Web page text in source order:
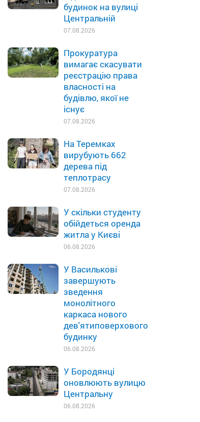
будинок на вулиці
Центральній
07.08.2026
Прокуратура
вимагає скасувати
реєстрацію права
власності на
будівлю, якої не
існує
07.08.2026
На Теремках
вирубують 662
дерева під
теплотрасу
07.08.2026
У скільки студенту
обійдеться оренда
житла у Києві
06.08.2026
У Василькові
завершують
зведення
монолітного
каркаса нового
дев'ятиповерхового
будинку
06.08.2026
У Бородянці
оновлюють вулицю
Центральну
06.08.2026